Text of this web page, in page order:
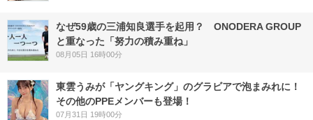
なぜ59歳の三浦知良選手を起用？ ONODERA GROUP
と重なった「努力の積み重ね」
08月05日 16時00分
東雲うみが「ヤングキング」のグラビアで泡まみれに！
その他のPPEメンバーも登場！
07月31日 19時00分